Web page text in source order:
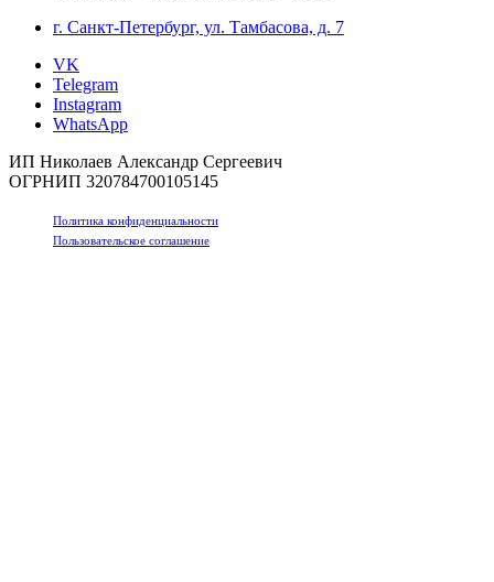
г. Санкт-Петербург, ул. Тамбасова, д. 7
VK
Telegram
Instagram
WhatsApp
ИП Николаев Александр Сергеевич
ОГРНИП 320784700105145
Политика конфиденциальности
Пользовательское соглашение